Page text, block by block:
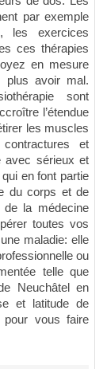
par exemple
les exercices
ces thérapies
en mesure
plus avoir mal.
sont
l’étendue
les muscles
et
avec sérieux et
en font partie
du corps et de
de la médecine
toutes vos
maladie: elle
ou
telle que
Neuchâtel en
et latitude de
pour vous faire